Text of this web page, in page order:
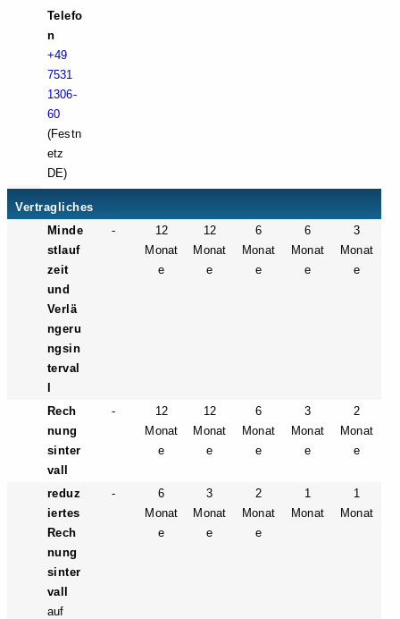
Telefo
n
+49
7531
1306-
60
(Festn
etz
DE)
Vertragliches
Minde
stlauf
zeit
und
Verlä
ngeru
ngsin
terval
-
12
Monat
e
12
Monat
e
6
Monat
e
6
Monat
e
3
Monat
e
Rech
nung
sinter
vall
-
12
Monat
e
12
Monat
e
6
Monat
e
3
Monat
e
2
Monat
e
reduz
iertes
Rech
nung
sinter
vall
auf
-
6
Monat
e
3
Monat
e
2
Monat
e
1
Monat
1
Monat